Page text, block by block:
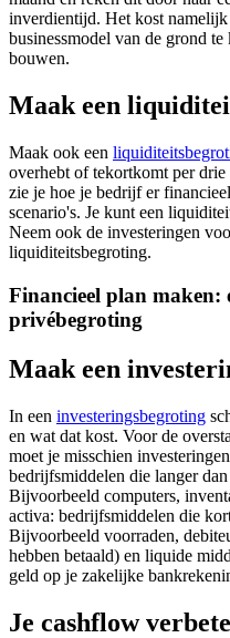
inverdientijd. Het kost
businessmodel van de grond
bouwen.
Maak een
Maak ook een
overhebt of tekortkomt per drie
zie je hoe je bedrijf er
scenario's. Je kunt een
Neem ook de investeringen
liquiditeitsbegroting.
Financieel plan maken:
privébegroting
Maak een
In een investeringsbegroting
en wat dat kost. Voor de
moet je misschien
bedrijfsmiddelen die langer
Bijvoorbeeld computers,
activa: bedrijfsmiddelen die
Bijvoorbeeld voorraden,
hebben betaald) en liquide
geld op je zakelijke
Je cashflow